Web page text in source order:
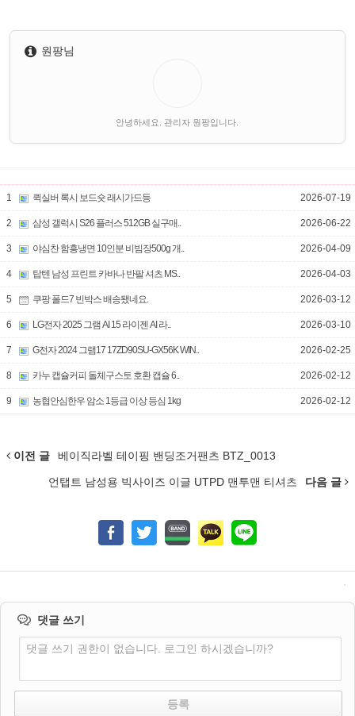
원팡님
안녕하세요. 관리자 원팡입니다.
1 퀵실버 록시 보드숏 래시가드등 2026-07-19
2 삼성 갤럭시 S26 플러스 512GB 실구매.. 2026-06-22
3 야심찬 함흥냉면 10인분 비빔장500g 개.. 2026-04-09
4 탑텐 남성 프린트 카바나 반팔 셔츠 MS.. 2026-04-03
5 쿠팡 폴드7 빈박스 배송됐네요. 2026-03-12
6 LG전자 2025 그램 AI 15 라이젠 AI 라.. 2026-03-10
7 G전자 2024 그램17 17ZD90SU-GX56K WIN.. 2026-02-25
8 카누 캡슐커피 돌체구스토 호환 캡슐 6.. 2026-02-12
9 농협안심한우 암소 1등급 이상 등심 1kg 2026-02-12
이전 글 베이직라벨 테이핑 밴딩조거팬츠 BTZ_0013
언탭트 남성용 빅사이즈 이글 UTPD 맨투맨 티셔츠 다음 글
댓글 쓰기
댓글 쓰기 권한이 없습니다. 로그인 하시겠습니까?